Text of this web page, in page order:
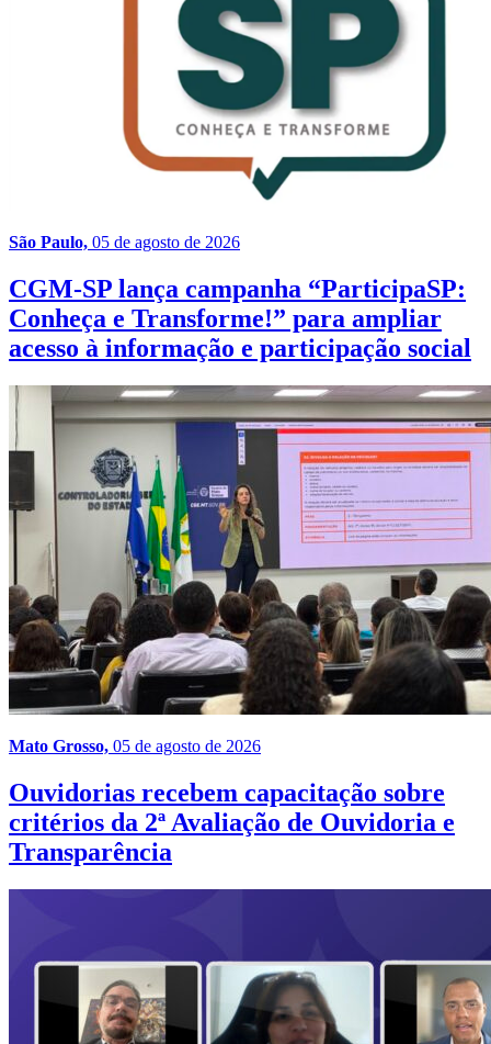
São Paulo, 05 de agosto de 2026
CGM-SP lança campanha “ParticipaSP:
Conheça e Transforme!” para ampliar
acesso à informação e participação social
Mato Grosso, 05 de agosto de 2026
Ouvidorias recebem capacitação sobre
critérios da 2ª Avaliação de Ouvidoria e
Transparência